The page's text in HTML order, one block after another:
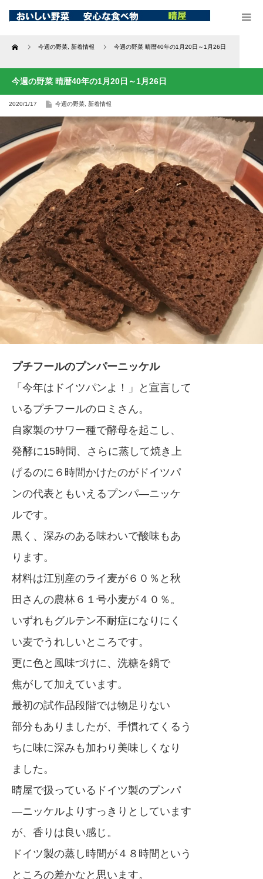
Home 今週の野菜 新着情報 今週の野菜 晴暦40年の1月20日～1月26日
今週の野菜 晴暦40年の1月20日～1月26日
2020/1/17 今週の野菜 新着情報
プチフールのプンパーニッケル
「今年はドイツパンよ！」と宣言して
いるプチフールのロミさん。
自家製のサワー種で酵母を起こし、
発酵に15時間、さらに蒸して焼き上
げるのに６時間かけたのがドイツパ
ンの代表ともいえるプンパ―ニッケ
ルです。
黒く、深みのある味わいで酸味もあ
ります。
材料は江別産のライ麦が６０％と秋
田さんの農林６１号小麦が４０％。
いずれもグルテン不耐症になりにく
い麦でうれしいところです。
更に色と風味づけに、洗糖を鍋で
焦がして加えています。
最初の試作品段階では物足りない
部分もありましたが、手慣れてくるう
ちに味に深みも加わり美味しくなり
ました。
晴屋で扱っているドイツ製のプンパ
―ニッケルよりすっきりとしています
が、香りは良い感じ。
ドイツ製の蒸し時間が４８時間という
ところの差かなと思います。